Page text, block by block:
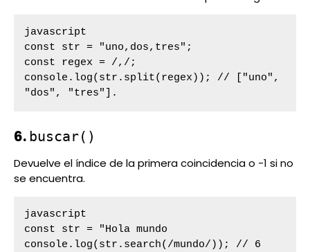
javascript
const str = "uno,dos,tres";
const regex = /,/;
console.log(str.split(regex)); // ["uno",
"dos", "tres"].
6. buscar()
Devuelve el índice de la primera coincidencia o -1 si no
se encuentra.
javascript
const str = "Hola mundo
console.log(str.search(/mundo/)); // 6